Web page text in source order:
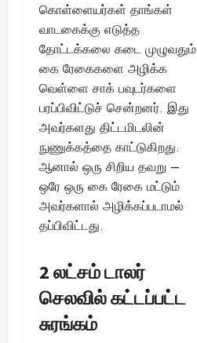
கொள்ளையர்கள் தாங்கள்
வாடகைக்கு எடுத்த
தோட்டக்கலை கடை முழுவதும்
கை ரேகைகளை அழிக்க
வெள்ளை சாக் பவுடர்களை
பரப்பிவிட்டுச் சென்றனர். இது
அவர்களது திட்டமிடலின்
நுணுக்கத்தை காட்டுகிறது.
ஆனால் ஒரு சிறிய தவறு –
ஒரே ஒரு கை ரேகை மட்டும்
அவர்களால் அழிக்கப்படாமல்
தப்பிவிட்டது.
2 லட்சம் டாலர்
செலவில் கட்டப்பட்ட
சுரங்கம்